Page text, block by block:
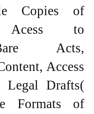
Copies of
Acess to
Acts,
Access
Drafts(
Formats of